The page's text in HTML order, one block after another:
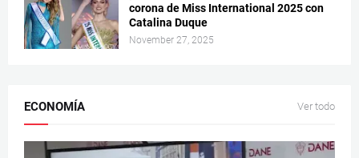
corona de Miss International 2025 con
Catalina Duque
November 27, 2025
ECONOMÍA Ver todo